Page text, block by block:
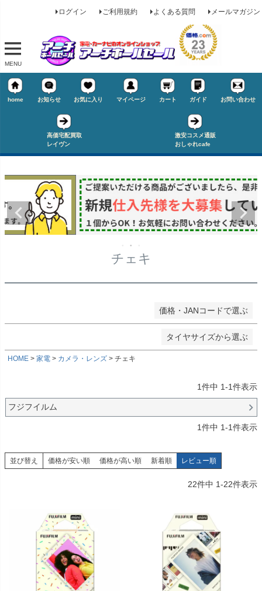
ログイン ご利用規約 よくある質問 メールマガジン
MENU
home お知らせ お気に入り マイページ カート ガイド お問い合わせ
高価宅配買取
レイヴン
激安コスメ通販
おしゃれcafe
チェキ
価格・JANコードで選ぶ
キーワード
価格
〜
在庫なし商品
在庫なし商品を表示しない
検索
タイヤサイズから選ぶ
★タイヤ幅
★偏平率
HOME 家電 カメラ・レンズ チェキ
1件中 1-1件表示
フジフイルム
1件中 1-1件表示
並び替え 価格が安い順 価格が高い順 新着順 レビュー順
22件中 1-22件表示